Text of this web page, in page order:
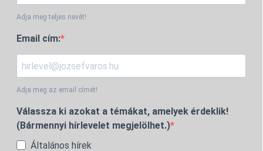
Adja meg teljes nevét!
Email cím:
Adja meg az email címét!
Válassza ki azokat a témákat, amelyek érdeklik!
(Bármennyi hírlevelet megjelölhet.)
Általános hírek